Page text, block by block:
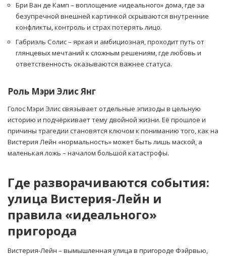
Бри Ван де Камп – воплощение «идеального» дома, где за
безупречной внешней картинкой скрываются внутренние
конфликты, контроль и страх потерять лицо.
Габриэль Солис – яркая и амбициозная, проходит путь от
глянцевых мечтаний к сложным решениям, где любовь и
ответственность оказываются важнее статуса.
Роль Мэри Элис Янг
Голос Мэри Элис связывает отдельные эпизоды в цельную
историю и подчёркивает тему двойной жизни. Её прошлое и
причины трагедии становятся ключом к пониманию того, как на
Вистерия Лейн «нормальность» может быть лишь маской, а
маленькая ложь – началом большой катастрофы.
Где разворачиваются события:
улица Вистерия-Лейн и
правила «идеального»
пригорода
Вистерия-Лейн – вымышленная улица в пригороде Фэйрвью,